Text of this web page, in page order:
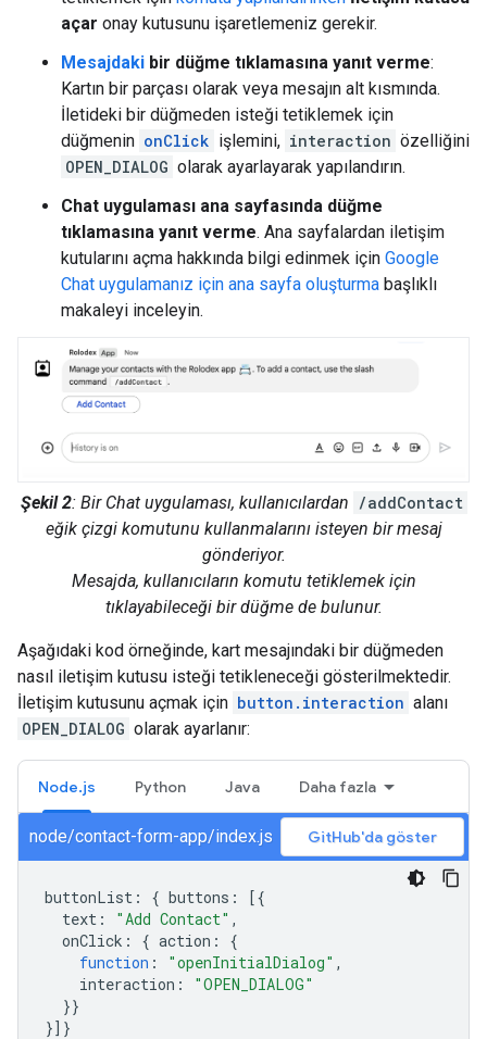
açar onay kutusunu işaretlemeniz gerekir.
Mesajdaki bir düğme tıklamasına yanıt verme:
Kartın bir parçası olarak veya mesajın alt kısmında.
İletideki bir düğmeden isteği tetiklemek için
düğmenin onClick işlemini, interaction özelliğini
OPEN_DIALOG olarak ayarlayarak yapılandırın.
Chat uygulaması ana sayfasında düğme
tıklamasına yanıt verme. Ana sayfalardan iletişim
kutularını açma hakkında bilgi edinmek için Google
Chat uygulamanız için ana sayfa oluşturma başlıklı
makaleyi inceleyin.
Şekil 2: Bir Chat uygulaması, kullanıcılardan /addContact
eğik çizgi komutunu kullanmalarını isteyen bir mesaj
gönderiyor.
Mesajda, kullanıcıların komutu tetiklemek için
tıklayabileceği bir düğme de bulunur.
Aşağıdaki kod örneğinde, kart mesajındaki bir düğmeden
nasıl iletişim kutusu isteği tetikleneceği gösterilmektedir.
İletişim kutusunu açmak için button.interaction alanı
OPEN_DIALOG olarak ayarlanır:
Node.js Python Java Daha fazla
node/contact-form-app/index.js GitHub'da göster
buttonList : { buttons :
[{
text : "Add Contact" ,
onClick : { action :
{
function : "openInitialDialog" ,
interaction :
"OPEN_DIALOG"
}}
}]}